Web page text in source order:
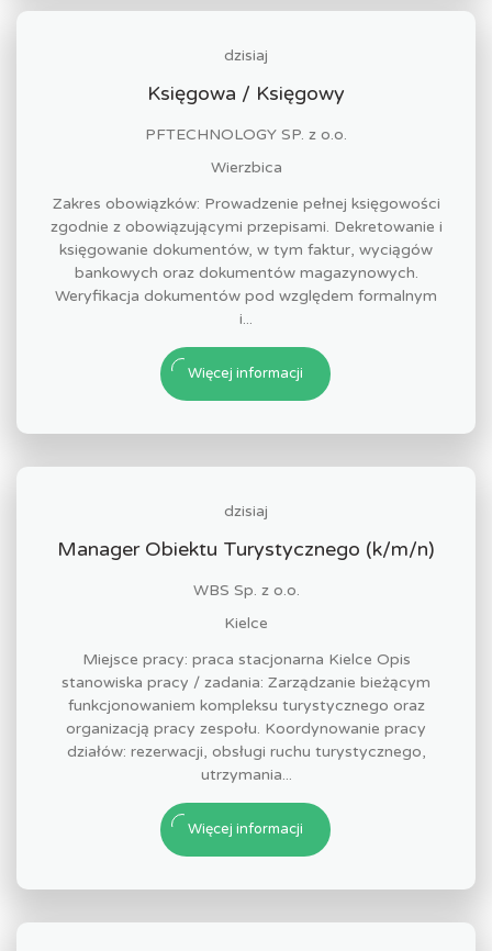
dzisiaj
Księgowa / Księgowy
PFTECHNOLOGY SP. z o.o.
Wierzbica
Zakres obowiązków: Prowadzenie pełnej księgowości
zgodnie z obowiązującymi przepisami. Dekretowanie i
księgowanie dokumentów, w tym faktur, wyciągów
bankowych oraz dokumentów magazynowych.
Weryfikacja dokumentów pod względem formalnym
i...
Więcej informacji
dzisiaj
Manager Obiektu Turystycznego (k/m/n)
WBS Sp. z o.o.
Kielce
Miejsce pracy: praca stacjonarna Kielce Opis
stanowiska pracy / zadania: Zarządzanie bieżącym
funkcjonowaniem kompleksu turystycznego oraz
organizacją pracy zespołu. Koordynowanie pracy
działów: rezerwacji, obsługi ruchu turystycznego,
utrzymania...
Więcej informacji